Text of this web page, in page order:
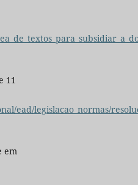
11
ead/legislacao_normas/
em